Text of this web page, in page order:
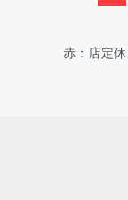
赤：店定